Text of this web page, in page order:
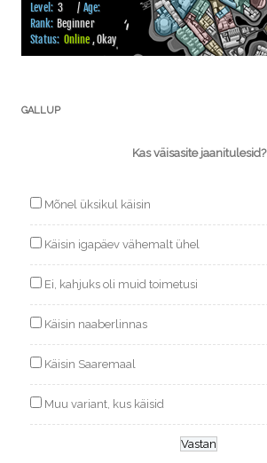
GALLUP
Kas väisasite jaanitulesid?
Mõnel üksikul käisin
Käisin igapäev vähemalt ühel
Ei, kahjuks oli muid toimetusi
Käisin naaberlinnas
Käisin Saaremaal
Muu variant, kus käisid